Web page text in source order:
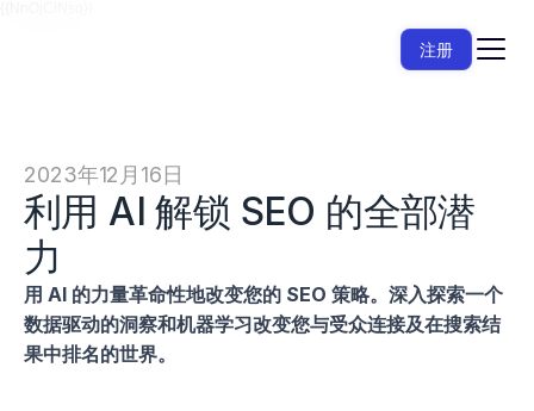
2023年12月16日
利用 AI 解锁 SEO 的全部潜
力
用 AI 的力量革命性地改变您的 SEO 策略。深入探索一个
数据驱动的洞察和机器学习改变您与受众连接及在搜索结
果中排名的世界。
注册